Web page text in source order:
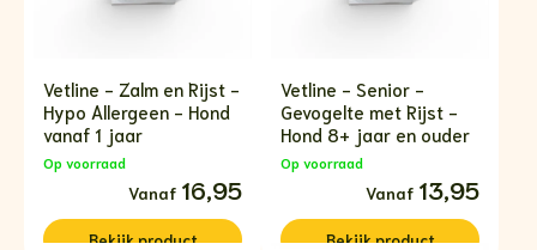
Vetline - Zalm en Rijst -
Hypo Allergeen - Hond
vanaf 1 jaar
Op voorraad
16,95
Prijsklasse:
€16,95
tot
€59,95
Bekijkproduct
Vetline - Senior -
Gevogelte met Rijst -
Hond 8+ jaar en ouder
Op voorraad
13,95
Prijsklasse:
€13,95
tot
€53,95
Bekijkproduct